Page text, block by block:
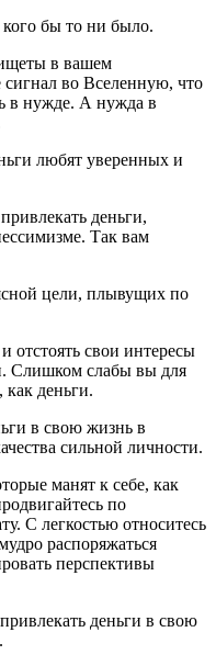
кого бы то ни было.
в вашем
во Вселенную, что
в нужде. А нужда в
любят уверенных и
деньги,
Так вам
цели, плывущих по
отстоять свои интересы
Слишком слабы вы для
деньги.
в свою жизнь в
сильной личности.
манят к себе, как
по
С легкостью относитесь
распоряжаться
перспективы
деньги в свою